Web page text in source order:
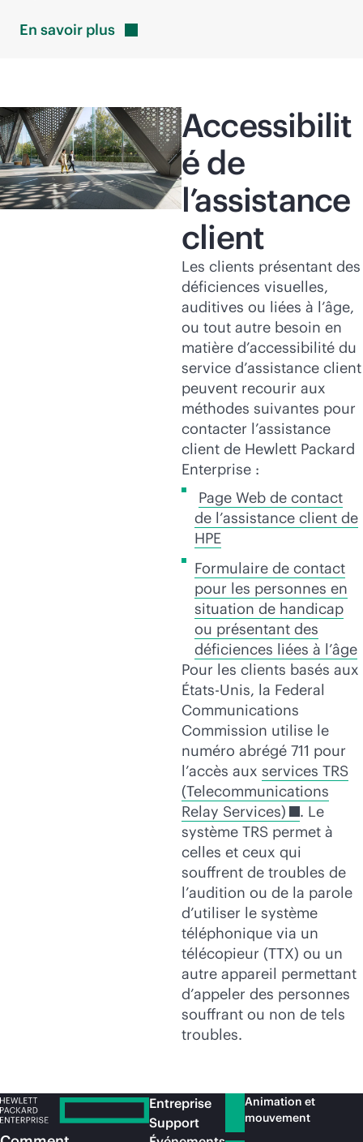
En savoir plus
Accessibilit
é de
l’assistance
client
Les clients présentant des
déficiences visuelles,
auditives ou liées à l’âge,
ou tout autre besoin en
matière d’accessibilité du
service d’assistance client
peuvent recourir aux
méthodes suivantes pour
contacter l’assistance
client de Hewlett Packard
Enterprise :
Page Web de contact
de l’assistance client de
HPE
Formulaire de contact
pour les personnes en
situation de handicap
ou présentant des
déficiences liées à l’âge
Pour les clients basés aux
États-Unis, la Federal
Communications
Commission utilise le
numéro abrégé 711 pour
l’accès aux services TRS
(Telecommunications
Relay Services)
. Le
système TRS permet à
celles et ceux qui
souffrent de troubles de
l’audition ou de la parole
d’utiliser le système
téléphonique via un
télécopieur (TTX) ou un
autre appareil permettant
d’appeler des personnes
souffrant ou non de tels
troubles.
Entreprise
Support
Animation et
mouvement